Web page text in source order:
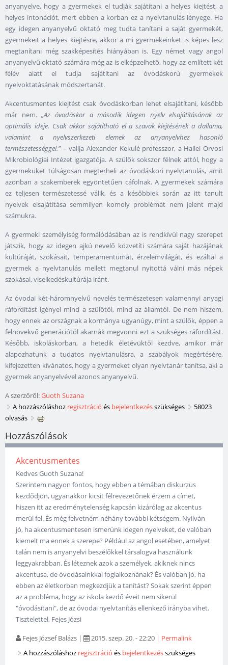
anyanyelve, hogy a gyermekek el tudják sajátítani a helyes kiejtést, a
helyes intonációt, mert ebben a korban ez a nyelvtanulás lényege. Ha
egy idegen anyanyelvű oktató meg tudta tanítani a saját gyermekét,
gyermekeit a helyes kiejtésre, akkor a mi gyermekeinket is képes lesz
megtanítani még szakképesítés hiányában is. Egy német vagy angol
anyanyelvű oktató számára még az is elképzelhető, hogy az említett két
félév alatt el tudja sajátítani az óvodáskorú gyermekek
nyelvoktatásának módszertanát.
Akcentusmentes kiejtést csak óvodáskorban lehet elsajátítani, később
már nem.„Az óvodáskor a második idegen nyelv elsajátításának az
optimális ideje. Csak akkor sajátítható el a szavak kiejtésének a dallama,
valamint a nyelvszerkezeti elemek az anyanyelvhez hasonló
természetességgel.”– vallja Alexander Kekulé professzor, a Hallei Orvosi
Mikrobiológiai Intézet igazgatója. A szülők sokszor félnek attól, hogy a
gyermeküket túlságosan megterheli az óvodáskori nyelvtanulás, amit
azonban a szakemberek egyöntetűen cáfolnak. A gyermekek számára
ez teljesen természetessé válik, és a későbbiek során az itt tanult
nyelvek elsajátítása semmilyen komoly problémát nem jelent majd
számukra.
A gyermeki személyiség formálódásában az is rendkívül nagy szerepet
játszik, hogy az idegen ajkú nevelő közvetíti számára saját hazájának
kultúráját, szokásait, temperamentumát, érzelemvilágát, és ezáltal a
gyermek a nyelvtanulás mellett megtanul nyitottá válni más népek
szokásai, viselkedéskultúrája iránt.
Az óvodai két-háromnyelvű nevelés természetesen valamennyi anyagi
ráfordítást igényel mind a szülőtől, mind az államtól. De nem hiszem,
hogy ennek az országnak a kormánya ugyanúgy, mint a szülők, éppen a
felnövekvő generációtól akarnák megvonni ezt a szükséges ráfordítást.
Később, iskoláskorban, a hetedik életévüktől kezdve, amikor már
alapozhatunk a tudatos nyelvtanulásra, a szabályok megértésére,
kifejezetten kívánatos, hogy a gyermeket olyan nyelvtanár tanítsa, aki a
gyermek anyanyelvével azonos anyanyelvű.
A szerzőről:Guoth Suzana
A hozzászóláshoz regisztráció és bejelentkezésszükséges
58023
olvasás
Hozzászólások
Akcentusmentes
Kedves Guoth Suzana!
Szerintem nagyon fontos, hogy ebben a témában diskurzus
kezdődjön, ugyanakkor kicsit félrevezetőnek érzem a címet,
hiszen itt az eredménytelenség kapcsán kizárólag az akcentus
merül fel. És még felvetném néhány további kétségem. Nyilván
jó, ha akcentusmentesen ismerünk idegen nyelveket, de valóban
kiemelt ma ennek a szerepe? Például az angol esetében, amelyet
talán nem is anyanyelvi beszélőkkel társalogva használunk
leggyakrabban. És léteznek azok a személyek, akiknek nincs
akcentusa, de óvodásainkkal foglalkoznának? És valóban jó, ha
ebben az életkorban megkezdjük a tanítást? Sokak szerint éppen
az a probléma, hogy az iskola kezdő éveit nem sikerül
"óvodásítani", de az óvodai nyelvtanítás ellenkező irányba vihet.
Tisztelettel, Fejes Józsi
Fejes József Balázs | 2015. szep. 20. - 22:20 | Permalink
A hozzászóláshoz regisztráció és bejelentkezésszükséges